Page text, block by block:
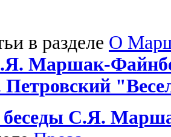
в разделе О
Маршак-
беседы С.Я.